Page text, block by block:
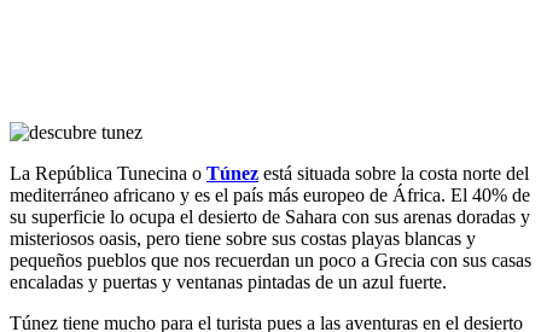
La República Tunecina o Túnez está situada sobre la costa norte del
mediterráneo africano y es el país más europeo de África. El 40% de
su superficie lo ocupa el desierto de Sahara con sus arenas doradas y
misteriosos oasis, pero tiene sobre sus costas playas blancas y
pequeños pueblos que nos recuerdan un poco a Grecia con sus casas
encaladas y puertas y ventanas pintadas de un azul fuerte.
Túnez tiene mucho para el turista pues a las aventuras en el desierto